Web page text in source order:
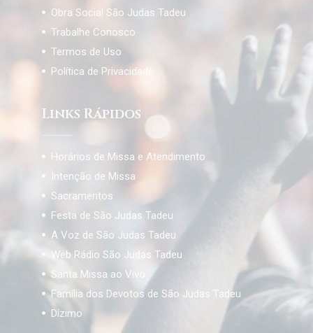
Obra Social São Judas Tadeu
Trabalhe Conosco
Termos de Uso
Política de Privacidade
Links Rápidos
Horários de Missa e Atendimento
Intenção de Missa
Sacramentos
Festa de São Judas Tadeu
A Voz de São Judas Tadeu
Web Rádio São Judas Tadeu
Santa Missa ao Vivo
Família dos Devotos de São Judas Tadeu
Dízimo